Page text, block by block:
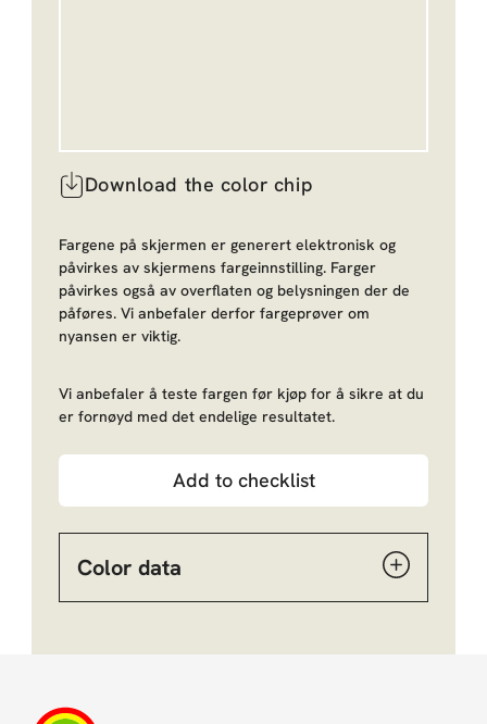
Download the color chip
Fargene på skjermen er generert elektronisk og
påvirkes av skjermens fargeinnstilling. Farger
påvirkes også av overflaten og belysningen der de
påføres. Vi anbefaler derfor fargeprøver om
nyansen er viktig.
Vi anbefaler å teste fargen før kjøp for å sikre at du
er fornøyd med det endelige resultatet.
Add to checklist
Color data